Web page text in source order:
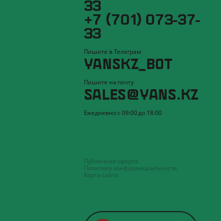
33
+7 (701) 073-37-
33
Пишите в Телеграм
YANSKZ_BOT
Пишите на почту
SALES@YANS.KZ
Ежедневно с 09:00 до 18:00
Публичная оферта
Политика конфиденциальности
Карта сайта